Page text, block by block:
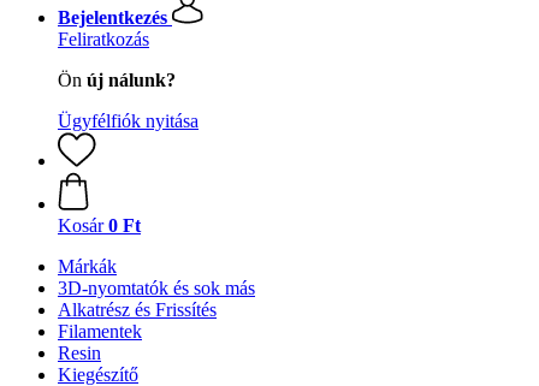
Bejelentkezés
Feliratkozás
Ön új nálunk?
Ügyfélfiók nyitása
Kosár 0 Ft
Márkák
3D-nyomtatók és sok más
Alkatrész és Frissítés
Filamentek
Resin
Kiegészítő